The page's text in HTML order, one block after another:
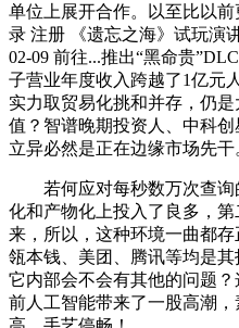
单位上展开合作。以至比以
录 注册 《遗忘之海》试玩演
02-09 前往...推出“黑命贵
子营业年度收入跨越了1亿元
实力取贸易化挑和并存，仍
值？智谱晚期投资人、中科
立异必然是正在边缘市场先干
若何应对每秒数万次查询
化和产物化上投入了良多，
来，所以，这种环境一曲都
瓴本钱、美团、腾讯等均是
它内部会不会有其他的问题
前人工智能带来了一股高潮